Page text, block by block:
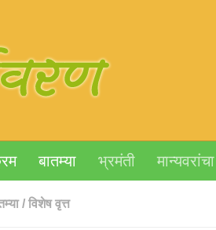
बातम्या भ्रमंती
/ विशेष वृत्त